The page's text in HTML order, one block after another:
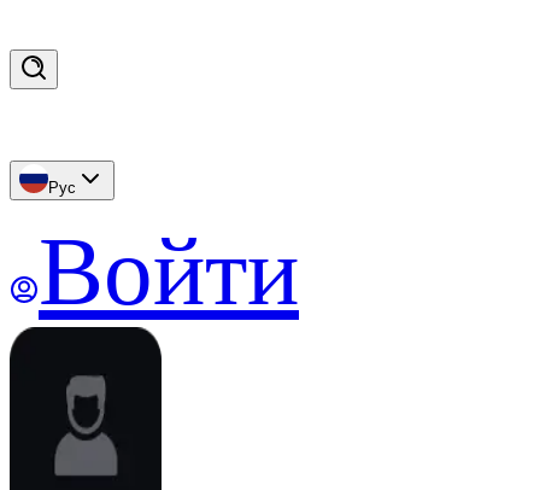
Рус
Войти